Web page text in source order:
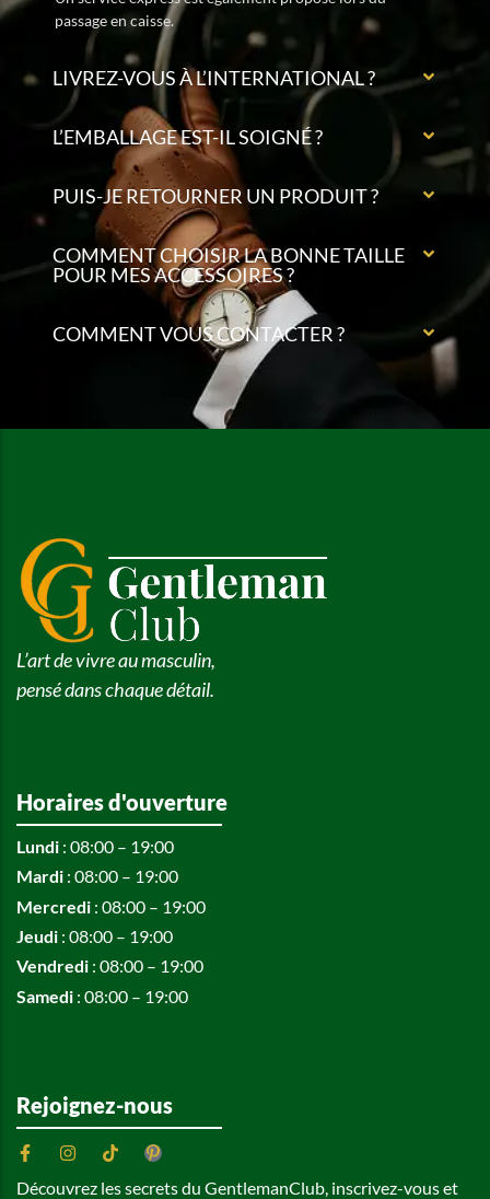
passage en caisse.
LIVREZ-VOUS À L’INTERNATIONAL ?
L’EMBALLAGE EST-IL SOIGNÉ ?
PUIS-JE RETOURNER UN PRODUIT ?
COMMENT CHOISIR LA BONNE TAILLE
POUR MES ACCESSOIRES ?
COMMENT VOUS CONTACTER ?
L’art de vivre au masculin,
pensé dans chaque détail.
Horaires d'ouverture
Lundi : 08:00 – 19:00
Mardi : 08:00 – 19:00
Mercredi : 08:00 – 19:00
Jeudi : 08:00 – 19:00
Vendredi : 08:00 – 19:00
Samedi : 08:00 – 19:00
Rejoignez-nous
Découvrez les secrets du GentlemanClub, inscrivez-vous et